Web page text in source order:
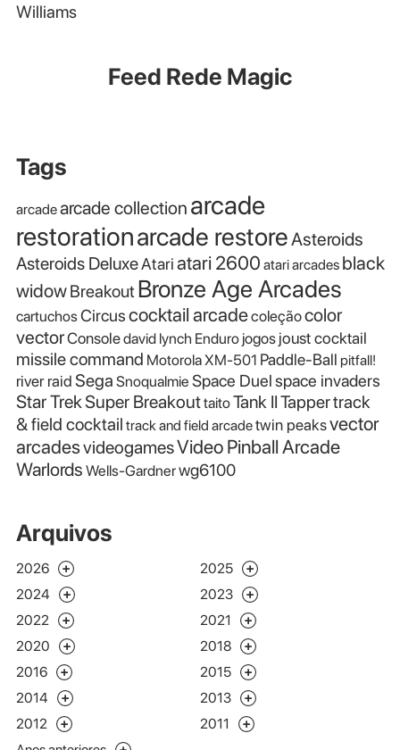
Williams
Feed Rede Magic
Tags
arcadearcade collection arcade
restorationarcade restoreAsteroids
Asteroids DeluxeAtariatari 2600 atari arcades black
widowBreakoutBronze Age Arcades
cartuchosCircuscocktail arcadecoleçãocolor
vectorConsoledavid lynch Enduro jogos joust cocktail
missile command Motorola XM-501 Paddle-Ball pitfall!
river raidSega Snoqualmie Space Duelspace invaders
Star TrekSuper BreakouttaitoTank IITappertrack
& field cocktail track and field arcadetwin peaksvector
arcadesvideogamesVideo Pinball Arcade
Warlords Wells-Gardnerwg6100
Arquivos
2026
2025
2024
2023
2022
2021
2020
2018
2016
2015
2014
2013
2012
2011